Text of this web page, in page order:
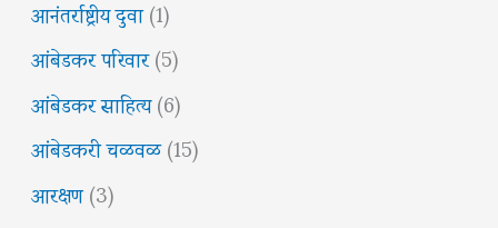
आनंतर्राष्ट्रीय दुवा(1)
आंबेडकर परिवार(5)
आंबेडकर साहित्य(6)
आंबेडकरी चळवळ(15)
आरक्षण(3)